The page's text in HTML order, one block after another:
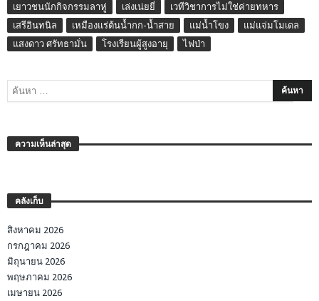
เยาวชนนักกิจกรรมลาหู่
เล่งเน่ยยี่
เวทีวิชาการไม่ใช่ค่ายทหาร
เสรีอินทนิล
เหมืองแร่ต้นน้ำกก-น้ำสาย แม่น้ำโขง
แม่แจ่มโมเดล
แสงดาว ศรัทธามั่น
โรงเรียนผู้สูงอายุ ไฟป่า
ความเห็นล่าสุด
คลังเก็บ
สิงหาคม 2026
กรกฎาคม 2026
มิถุนายน 2026
พฤษภาคม 2026
เมษายน 2026